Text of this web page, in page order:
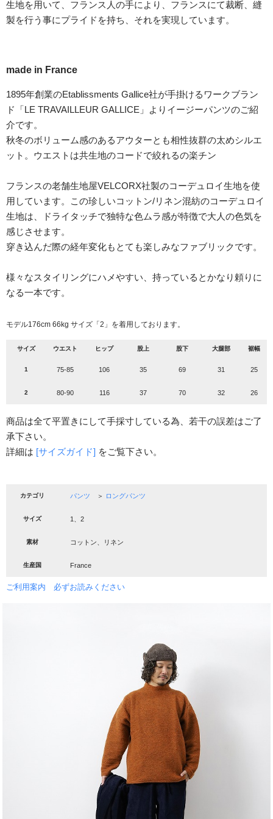
生地を用いて、フランス人の手により、フランスにて裁断、縫
製を行う事にプライドを持ち、それを実現しています。
made in France
1895年創業のEtablissments Gallice社が手掛けるワークブラン
ド「LE TRAVAILLEUR GALLICE」よりイージーパンツのご紹
介です。
秋冬のボリューム感のあるアウターとも相性抜群の太めシルエ
ット。ウエストは共生地のコードで絞れるの楽チン
フランスの老舗生地屋VELCORX社製のコーデュロイ生地を使
用しています。この珍しいコットン/リネン混紡のコーデュロイ
生地は、ドライタッチで独特な色ムラ感が特徴で大人の色気を
感じさせます。
穿き込んだ際の経年変化もとても楽しみなファブリックです。
様々なスタイリングにハメやすい、持っているとかなり頼りに
なる一本です。
モデル176cm 66kg サイズ「2」を着用しております。
サイズ ウエスト ヒップ 股上 股下 大腿部 裾幅
1 75-85 106 35 69 31 25
2 80-90 116 37 70 32 26
商品は全て平置きにして手採寸している為、若干の誤差はご了
承下さい。
詳細は [サイズガイド] をご覧下さい。
カテゴリ パンツ ＞ ロングパンツ
サイズ 1、2
素材 コットン、リネン
生産国 France
ご利用案内 必ずお読みください